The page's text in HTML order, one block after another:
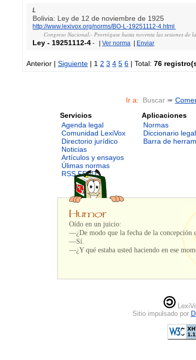
L
Bolivia: Ley de 12 de noviembre de 1925
http://www.lexivox.org/norms/BO-L-19251112-4.html
Congreso Nacional.- Prorrógase hasta noventa las sesiones de
Ley - 19251112-4 - |Ver norma Enviar
Anterior |Siguiente | 1 2 3 4 5 6 | Total:76
Ir a: Buscar ➠
Servicios
Agenda legal
Comunidad LexiVox
Directorio jurídico
Noticias
Artículos y ensayos
Úlimas normas
RSS FEED
Aplicaciones
Normas
Diccionario legal
Barra de
Oído en un juicio:
—¿De modo que la fecha de la concepción
—Sí.
—¿Y qué estaba usted haciendo en ese
Sitio impulsado por